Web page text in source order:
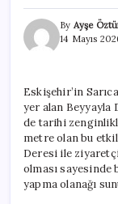
By Ayşe
14 Mayıs
Eskişehir’in
yer alan Beyyayla
de tarihi
metre olan bu
Deresi ile
olması sayesinde
yapma olanağı